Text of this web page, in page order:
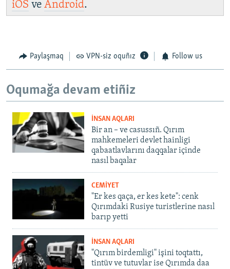
iOS ve Android.
Paylaşmaq VPN-siz oquñız Follow us
Oqumağa devam etiñiz
İNSAN AQLARI
Bir an – ve casussıñ. Qırım
mahkemeleri devlet hainligi
qabaatlavlarını daqqalar içinde
nasıl baqalar
CEMİYET
"Er kes qaça, er kes kete": cenk
Qırımdaki Rusiye turistlerine nasıl
barıp yetti
İNSAN AQLARI
"Qırım birdemligi" işini toqtattı,
tintüv ve tutuvlar ise Qırımda daa